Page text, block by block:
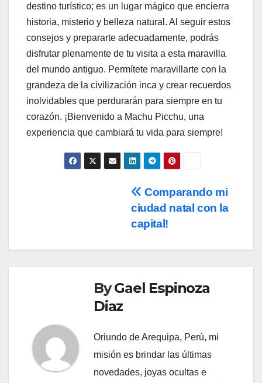
destino turístico; es un lugar mágico que encierra
historia, misterio y belleza natural. Al seguir estos
consejos y prepararte adecuadamente, podrás
disfrutar plenamente de tu visita a esta maravilla
del mundo antiguo. Permítete maravillarte con la
grandeza de la civilización inca y crear recuerdos
inolvidables que perdurarán para siempre en tu
corazón. ¡Bienvenido a Machu Picchu, una
experiencia que cambiará tu vida para siempre!
Comparando mi
ciudad natal con la
capital!
ByGael Espinoza
Diaz
Oriundo de Arequipa, Perú, mi
misión es brindar las últimas
novedades, joyas ocultas e